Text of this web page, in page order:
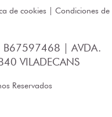
de cookies | Condiciones de
B67597468 | AVDA.
VILADECANS
Reservados